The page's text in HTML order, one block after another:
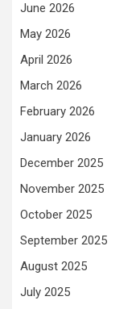
June 2026
May 2026
April 2026
March 2026
February 2026
January 2026
December 2025
November 2025
October 2025
September 2025
August 2025
July 2025